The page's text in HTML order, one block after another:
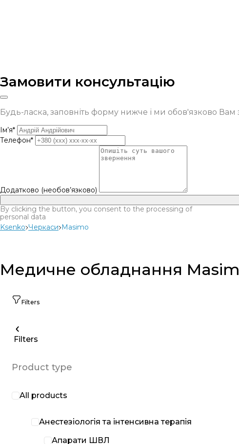
Замовити консультацію
Будь-ласка, заповніть форму нижче і ми обов'язково Вам
Ім’я*
Телефон*
Додатково (необов’язково)
By clicking the button, you consent to the processing of
personal data
Ksenko Черкаси Masimo
Медичне обладнання
Filters
Filters
Product type
All products
Анестезіологія та інтенсивна терапія
Апарати ШВЛ